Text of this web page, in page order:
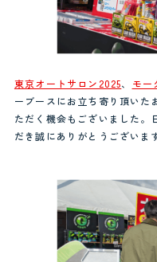
東京オートサロン2025、 モー
ーブースにお立ち寄り頂いた
ただく機会もございました。
だき誠にありがとうございま